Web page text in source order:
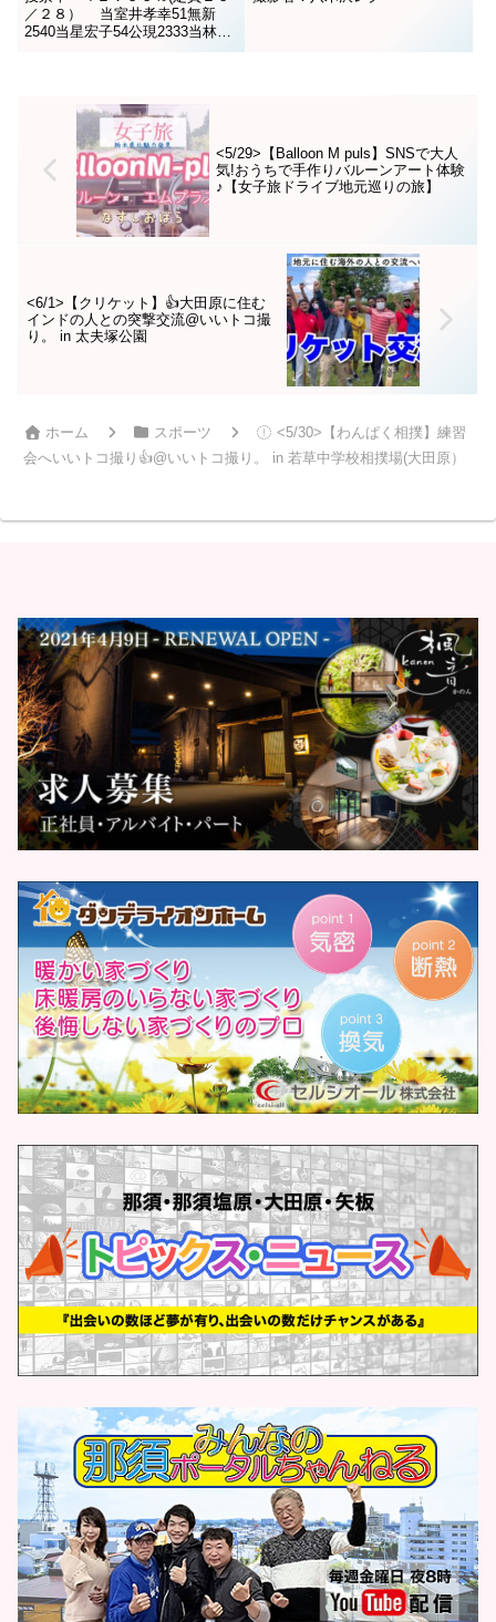
／２８） 当室井孝幸51無新
2540当星宏子54公現2333当林美
幸51無新2297当鈴木秀信63公新
公現1649当山形紀弘51無現1635
当堤正明73共新1563当斉藤...
<5/29>【Balloon M puls】SNSで大人
気!おうちで手作りバルーンアート体験
♪【女子旅ドライブ地元巡りの旅】
<6/1>【クリケット】👍大田原に住む
インドの人との突撃交流@いいトコ撮
り。 in 太夫塚公園
ホーム スポーツ
<5/30>【わんぱく相撲】練習
会へいいトコ撮り👍@いいトコ撮り。 in 若草中学校相撲場(大田原）